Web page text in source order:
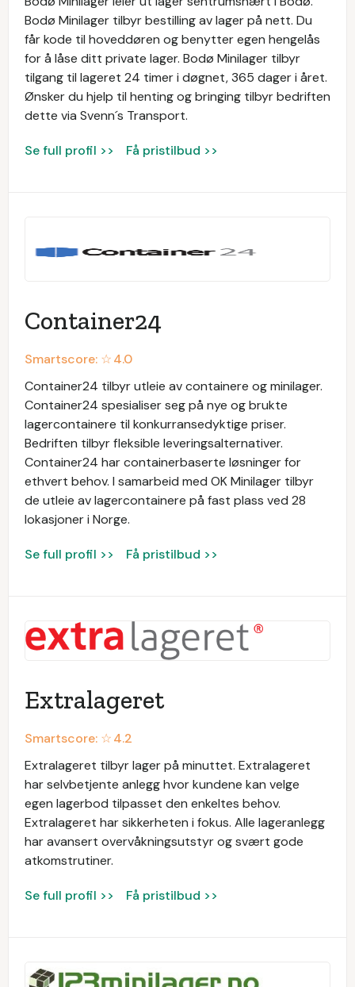
Bodø Minilager tilbyr bestilling av lager på nett. Du
får kode til hoveddøren og benytter egen hengelås
for å låse ditt private lager. Bodø Minilager tilbyr
tilgang til lageret 24 timer i døgnet, 365 dager i året.
Ønsker du hjelp til henting og bringing tilbyr bedriften
dette via Svenn´s Transport.
Se full profil >> Få pristilbud >>
Container24
Smartscore: ☆4.0
Container24 tilbyr utleie av containere og minilager.
Container24 spesialiser seg på nye og brukte
lagercontainere til konkurransedyktige priser.
Bedriften tilbyr fleksible leveringsalternativer.
Container24 har containerbaserte løsninger for
ethvert behov. I samarbeid med OK Minilager tilbyr
de utleie av lagercontainere på fast plass ved 28
lokasjoner i Norge.
Se full profil >> Få pristilbud >>
Extralageret
Smartscore: ☆4.2
Extralageret tilbyr lager på minuttet. Extralageret
har selvbetjente anlegg hvor kundene kan velge
egen lagerbod tilpasset den enkeltes behov.
Extralageret har sikkerheten i fokus. Alle lageranlegg
har avansert overvåkningsutstyr og svært gode
atkomstrutiner.
Se full profil >> Få pristilbud >>